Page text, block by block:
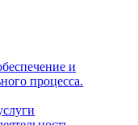
и
процесса.